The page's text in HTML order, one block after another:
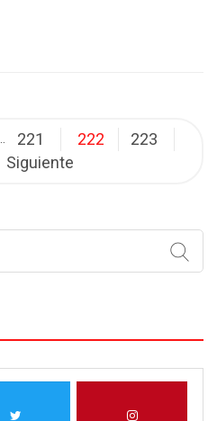
221 222
223
Siguiente